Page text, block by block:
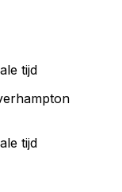
tijd
tijd